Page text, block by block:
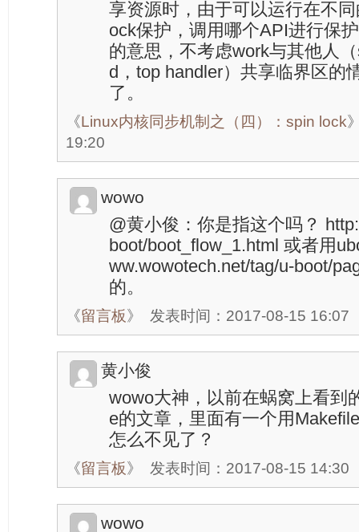
享资源时，由于可以运行在不
ock保护，调用哪个API进行保
的意思，不考虑work与其他人
d，top handler）共享临界区的
了。
《Linux内核同步机制之（四）：spin lock
19:20
wowo
@黄小俊：你是指这个吗？
boot/boot_flow_1.html 或者用
ww.wowotech.net/tag/u-boot/
的。
《留言板》 发表时间：2017-08-15 16:07
黄小俊
wowo大神，以前在蜗窝上看到
e的文章，里面有一个用
怎么不见了？
《留言板》 发表时间：2017-08-15 14:30
wowo